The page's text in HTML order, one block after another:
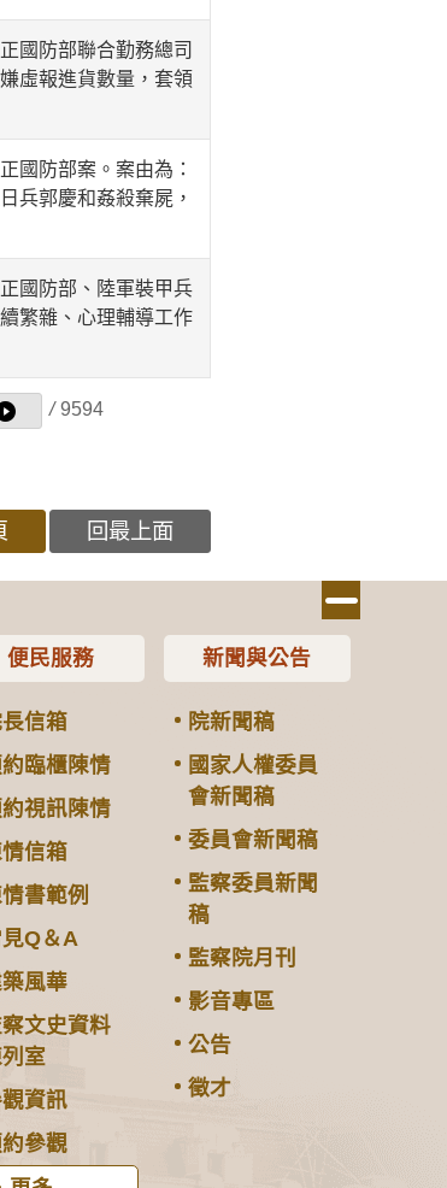
國防部聯合勤務總司
虛報進貨數量，套領
防部案。案由為：
兵郭慶和姦殺棄屍，
國防部、陸軍裝甲兵
繁雜、心理輔導工作
/ 9594
回最上面
便民服務
長信箱
臨櫃陳情
視訊陳情
情信箱
情書範例
Q＆A
風華
文史資料
列室
資訊
參觀
新聞與公告
院新聞稿
國家人權委員
會新聞稿
委員會新聞稿
監察委員新聞
稿
監察院月刊
影音專區
公告
徵才